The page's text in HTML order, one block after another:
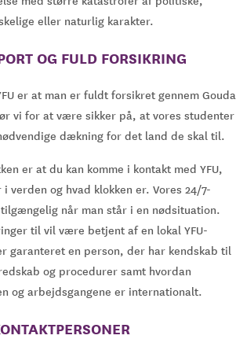
eller naturlig karakter.
OG FULD FORSIKRING
er at man er fuldt forsikret gennem Gouda
vi for at være sikker på, at vores studenter
dækning for det land de skal til.
er at du kan komme i kontakt med YFU,
verden og hvad klokken er. Vores 24/7-
når man står i en nødsituation.
til vil være betjent af en lokal YFU-
garanteret en person, der har kendskab til
og procedurer samt hvordan
og arbejdsgangene er internationalt.